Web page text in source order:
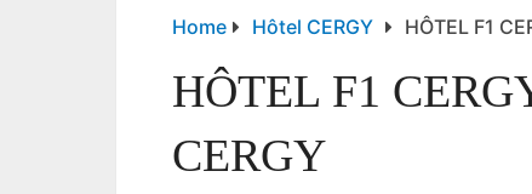
Home Hôtel CERGY HÔTEL F1
HÔTEL F1
CERGY